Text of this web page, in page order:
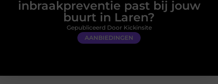
inbraakpreventie past bij jouw
buurt in Laren?
AANBIEDINGEN
Gepubliceerd Door Kickinsite